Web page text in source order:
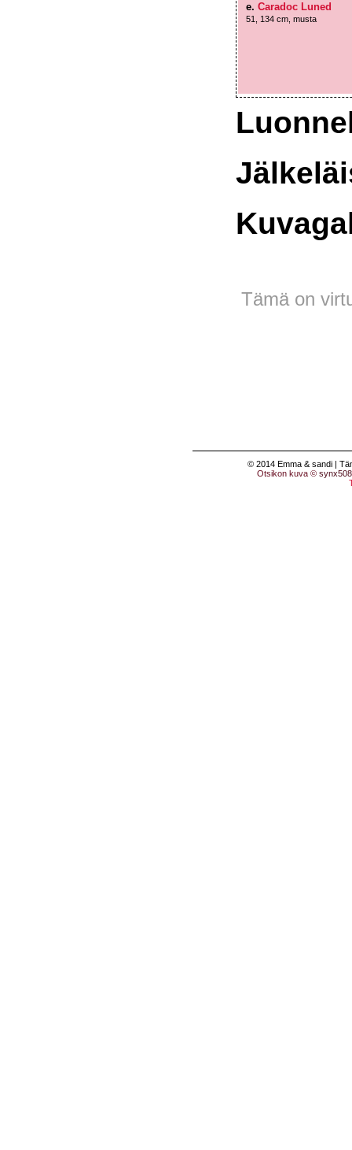
e. Caradoc Luned
51, 134 cm, musta
Tämä on
© 2014 Emma & sandi |
Otsikon kuva © synx508